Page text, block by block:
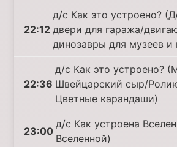
22:12
д/с Как это устроено?
двери для гаража/
динозавры для музеев и
22:36
д/с Как это устроено?
Швейцарский сыр/
Цветные карандаши)
23:00
д/с Как устроена
Вселенной)